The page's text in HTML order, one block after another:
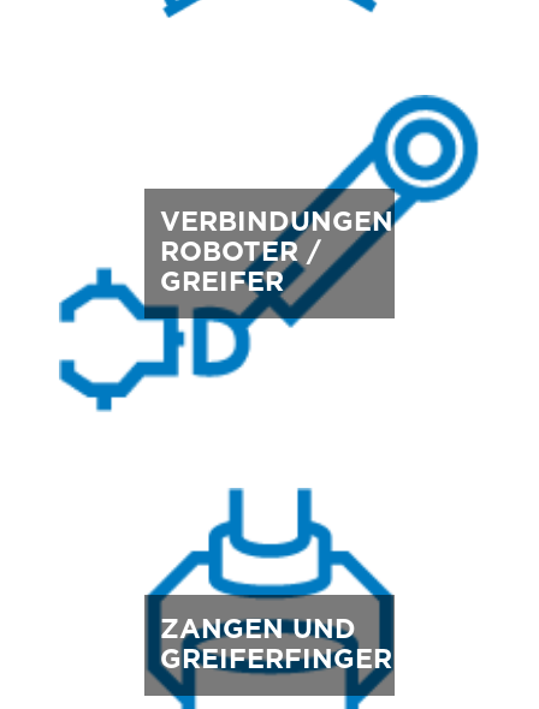
VERBINDUNGEN
ROBOTER /
GREIFER
ZANGEN UND
GREIFERFINGER